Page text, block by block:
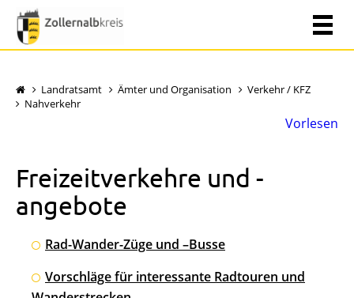
Landratsamt Ämter und Organisation
Verkehr / KFZ
Nahverkehr
Vorlesen
Freizeitverkehre und -
angebote
Rad-Wander-Züge und –Busse
Vorschläge für interessante Radtouren und